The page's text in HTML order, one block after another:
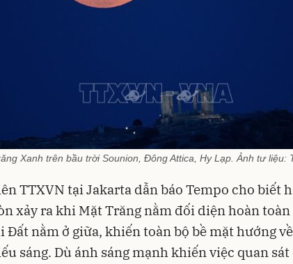
Xanh trên bầu trời Sounion, Đông Attica, Hy Lạp. Ảnh tư liệu:
TTXVN tại Jakarta dẫn báo Tempo cho biết
xảy ra khi Mặt Trăng nằm đối diện hoàn
Đất nằm ở giữa, khiến toàn bộ bề mặt hướng
sáng. Dù ánh sáng mạnh khiến việc quan